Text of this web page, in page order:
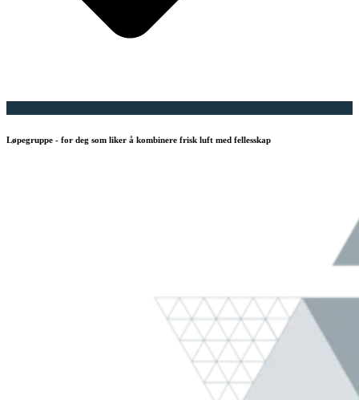
Løpegruppe - for deg som liker å kombinere frisk luft med fellesskap